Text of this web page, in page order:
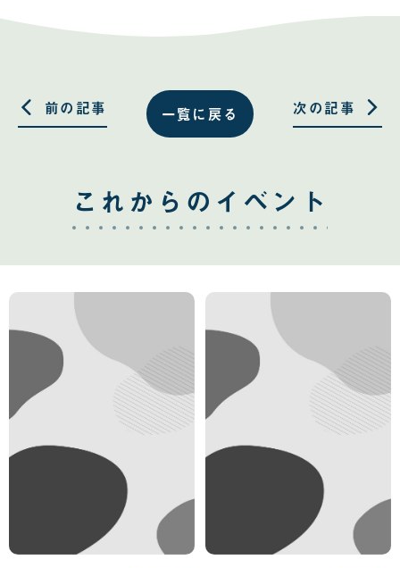
Facebook
る
Twitter
る 一覧に戻る
前の記事 次の記事
これからのイベント